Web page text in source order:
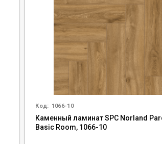
Код: 1066-10
Каменный ламинат SPC Norland
Basic Room, 1066-10